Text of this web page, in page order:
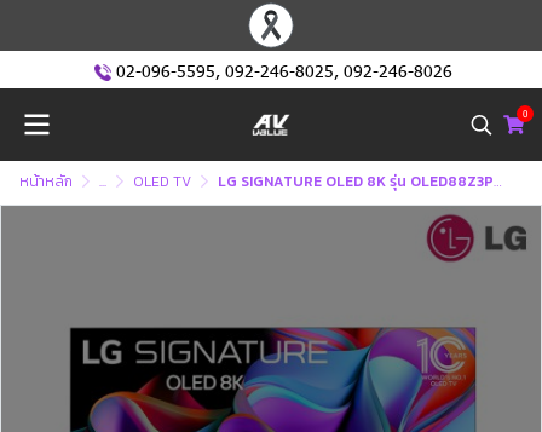
02-096-5595, 092-246-8025, 092-246-8026
0
หน้าหลัก ... OLED TV LG SIGNATURE OLED 8K รุ่น OLED88Z3PSA - Self Lighting - Real 8K